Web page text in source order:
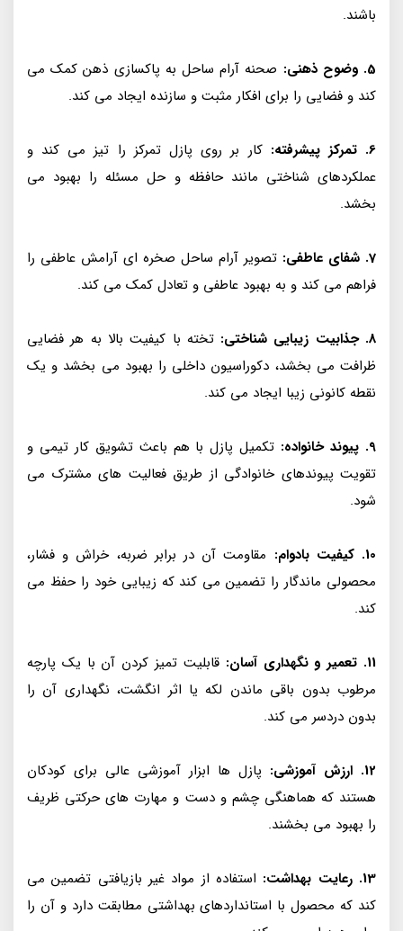
باشند.
5. وضوح ذهنی:
صحنه آرام ساحل به پاکسازی ذهن کمک می
کند و فضایی را برای افکار مثبت و سازنده ایجاد می کند.
6. تمرکز پیشرفته:
کار بر روی پازل تمرکز را تیز می کند و
عملکردهای شناختی مانند حافظه و حل مسئله را بهبود می
بخشد.
7. شفای عاطفی:
تصویر آرام ساحل صخره ای آرامش عاطفی را
فراهم می کند و به بهبود عاطفی و تعادل کمک می کند.
8. جذابیت زیبایی شناختی:
تخته با کیفیت بالا به هر فضایی
ظرافت می بخشد، دکوراسیون داخلی را بهبود می بخشد و یک
نقطه کانونی زیبا ایجاد می کند.
9. پیوند خانواده:
تکمیل پازل با هم باعث تشویق کار تیمی و
تقویت پیوندهای خانوادگی از طریق فعالیت های مشترک می
شود.
10. کیفیت بادوام:
مقاومت آن در برابر ضربه، خراش و فشار،
محصولی ماندگار را تضمین می کند که زیبایی خود را حفظ می
کند.
11. تعمیر و نگهداری آسان:
قابلیت تمیز کردن آن با یک پارچه
مرطوب بدون باقی ماندن لکه یا اثر انگشت، نگهداری آن را
بدون دردسر می کند.
12. ارزش آموزشی:
پازل ها ابزار آموزشی عالی برای کودکان
هستند که هماهنگی چشم و دست و مهارت های حرکتی ظریف
را بهبود می بخشند.
13. رعایت بهداشت:
استفاده از مواد غیر بازیافتی تضمین می
کند که محصول با استانداردهای بهداشتی مطابقت دارد و آن را